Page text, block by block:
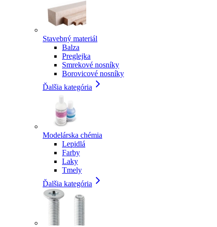
Stavebný materiál
Balza
Preglejka
Smrekové nosníky
Borovicové nosníky
Ďalšia kategória
Modelárska chémia
Lepidlá
Farby
Laky
Tmely
Ďalšia kategória